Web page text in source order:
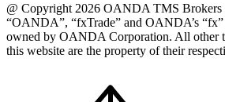
@ Copyright 2026 OANDA TMS Brokers
“OANDA”, “fxTrade” and OANDA’s
owned by OANDA Corporation. All other
this website are the property of their